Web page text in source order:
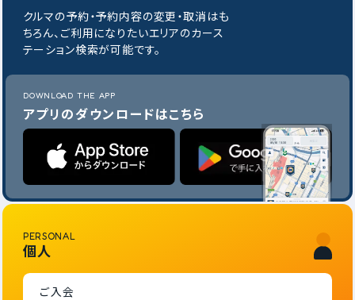
クルマの予約・予約内容の変更・取消はも
ちろん、ご利用になりたいエリアのカース
テーション検索が可能です。
DOWNLOAD THE APP
アプリのダウンロードはこちら
PERSONAL
個人
ご入会